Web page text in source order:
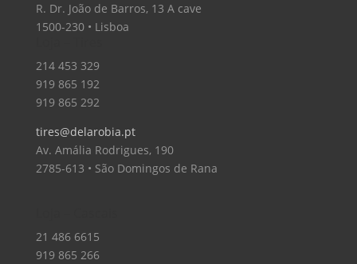
R. Dr. João de Barros, 13 A cave
1500-230 • Lisboa
214 453 329
919 865 192
919 865 292
tires@delarobia.pt
Av. Amália Rodrigues, 190
2785-613 • São Domingos de Rana
21 486 6615
919 865 266